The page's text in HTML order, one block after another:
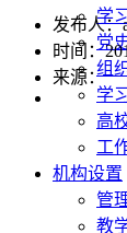
学
党
组
学
高
工
机构设置
管
教
发布人：
时间：
来源：